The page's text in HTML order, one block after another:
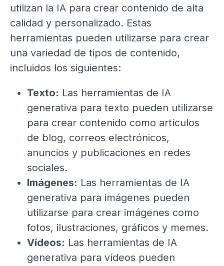
utilizan la IA para crear contenido de alta
calidad y personalizado. Estas
herramientas pueden utilizarse para crear
una variedad de tipos de contenido,
incluidos los siguientes:
Texto: Las herramientas de IA
generativa para texto pueden utilizarse
para crear contenido como artículos
de blog, correos electrónicos,
anuncios y publicaciones en redes
sociales.
Imágenes: Las herramientas de IA
generativa para imágenes pueden
utilizarse para crear imágenes como
fotos, ilustraciones, gráficos y memes.
Vídeos: Las herramientas de IA
generativa para vídeos pueden